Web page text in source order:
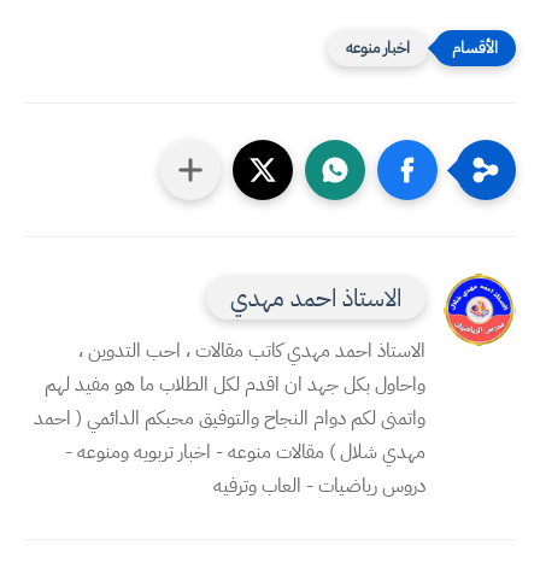
اخبار منوعه
الاستاذ احمد مهدي
الاستاذ احمد مهدي كاتب مقالات ، احب التدوين ،
واحاول بكل جهد ان اقدم لكل الطلاب ما هو مفيد لهم
واتمنى لكم دوام النجاح والتوفيق محبكم الدائمي ( احمد
مهدي شلال ) مقالات منوعه - اخبار تربويه ومنوعه -
دروس رياضيات - العاب وترفيه